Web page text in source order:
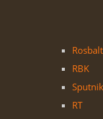
Rosbalt
RBK
RT